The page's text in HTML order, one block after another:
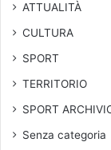
ATTUALITÀ
CULTURA
SPORT
TERRITORIO
SPORT
Senza categoria